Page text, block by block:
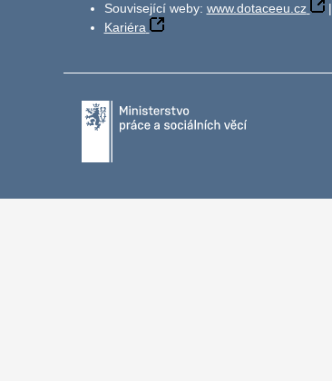
Související weby: www.dotaceeu.cz |
Kariéra